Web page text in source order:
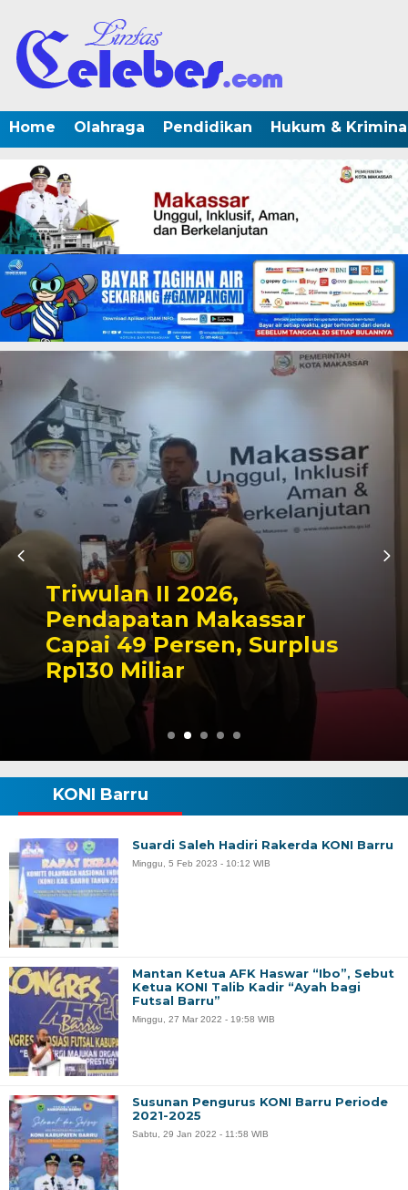
Home Olahraga Pendidikan Hukum &
Kapolres Wajo Ziarah ke
Makam La Maddukkelleng,
Tegaskan Komitmen
Mengabdi untuk Tanah
Wajo
KONI Barru
Suardi Saleh Hadiri Rakerda KONI Barru
Minggu, 5 Feb 2023 - 10:12 WIB
Mantan Ketua AFK Haswar “Ibo”, Sebut
Ketua KONI Talib Kadir “Ayah bagi
Futsal Barru”
Minggu, 27 Mar 2022 - 19:58 WIB
Susunan Pengurus KONI Barru Periode
2021-2025
Sabtu, 29 Jan 2022 - 11:58 WIB